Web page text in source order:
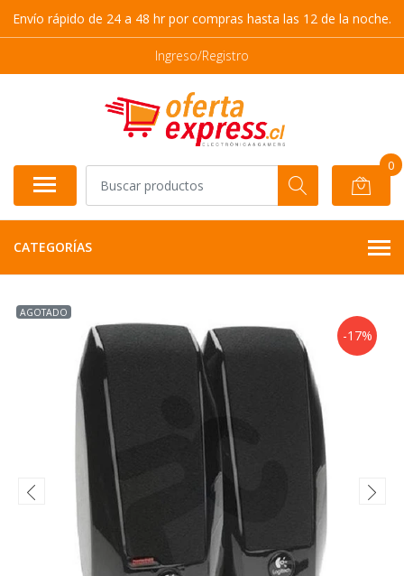
Envío rápido de 24 a 48 hr por compras hasta las 12 de la noche.
Ingreso/Registro
0
CATEGORÍAS
AGOTADO
-17%